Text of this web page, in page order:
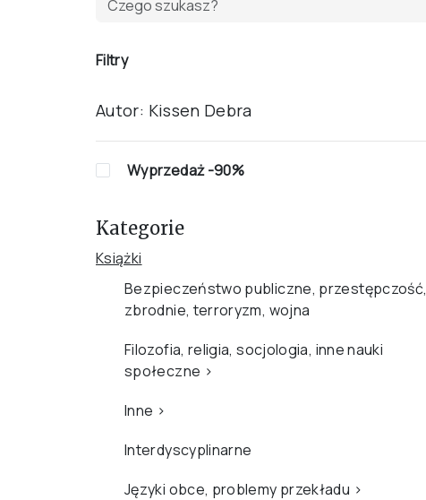
Filtry
Autor: Kissen Debra
Wyprzedaż -90%
Kategorie
Książki
Bezpieczeństwo publiczne, przestępczość,
zbrodnie, terroryzm, wojna
Filozofia, religia, socjologia, inne nauki
społeczne ›
Inne ›
Interdyscyplinarne
Języki obce, problemy przekładu ›